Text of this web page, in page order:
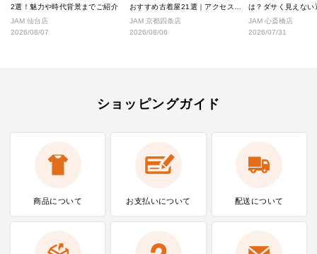
2選！魅力や時代背景までご紹介
JAM 仙台店
2026/08/07
おすすめ古着屋21選｜アクセス良
好な絶対行くべきショップ厳選！
JAM 京都四条店
2026/08/06
は？ダサく見えない
なし完全ガイド
JAM 心斎橋店
2026/07/31
ショッピングガイド
商品について お支払いについて 配送について